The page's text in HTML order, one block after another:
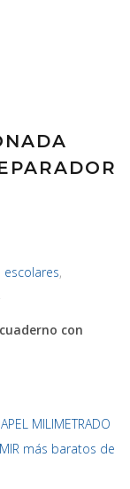
,
cuaderno con
MILIMETRADO
más baratos de